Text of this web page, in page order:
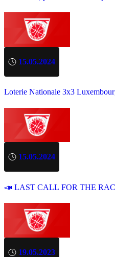
15.05.2024
Loterie Nationale 3x3
15.05.2024
19.05.2023